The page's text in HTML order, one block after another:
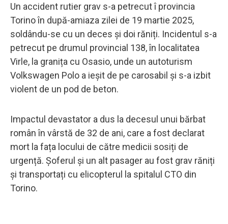
Un accident rutier grav s-a petrecut î provincia
Torino în după-amiaza zilei de 19 martie 2025,
soldându-se cu un deces și doi răniți. Incidentul s-a
petrecut pe drumul provincial 138, în localitatea
Virle, la granița cu Osasio, unde un autoturism
Volkswagen Polo a ieșit de pe carosabil și s-a izbit
violent de un pod de beton.
Impactul devastator a dus la decesul unui bărbat
român în vârstă de 32 de ani, care a fost declarat
mort la fața locului de către medicii sosiți de
urgență. Șoferul și un alt pasager au fost grav răniți
și transportați cu elicopterul la spitalul CTO din
Torino.